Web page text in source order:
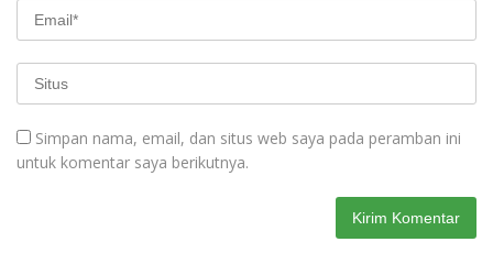
Simpan nama, email, dan situs web saya pada peramban ini
untuk komentar saya berikutnya.